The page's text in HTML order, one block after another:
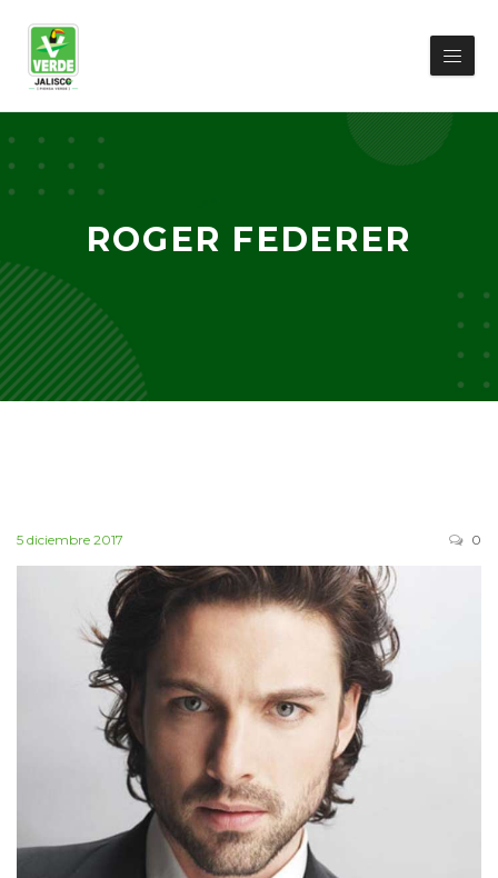
ROGER FEDERER
5 diciembre 2017 0